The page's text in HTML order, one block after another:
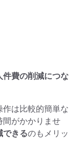
費の削減につな
作は比較的簡単な
間がかかりませ
できるのもメリッ